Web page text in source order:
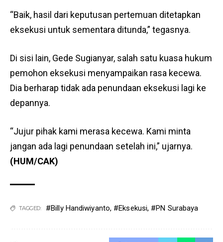
“Baik, hasil dari keputusan pertemuan ditetapkan
eksekusi untuk sementara ditunda,” tegasnya.
Di sisi lain, Gede Sugianyar, salah satu kuasa hukum
pemohon eksekusi menyampaikan rasa kecewa.
Dia berharap tidak ada penundaan eksekusi lagi ke
depannya.
“Jujur pihak kami merasa kecewa. Kami minta
jangan ada lagi penundaan setelah ini,” ujarnya.
(HUM/CAK)
TAGGED: #Billy Handiwiyanto, #Eksekusi, #PN Surabaya